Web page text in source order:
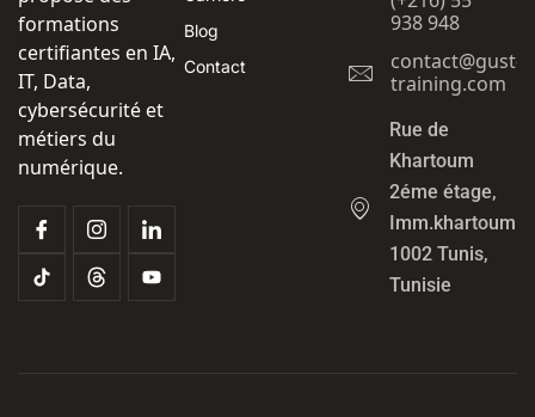
formations
certifiantes en IA,
IT, Data,
cybersécurité et
métiers du
numérique.
Blog
Contact
938 948
contact@gust-
training.com
Rue de
Khartoum
2éme étage,
Imm.khartoum
1002 Tunis,
Tunisie